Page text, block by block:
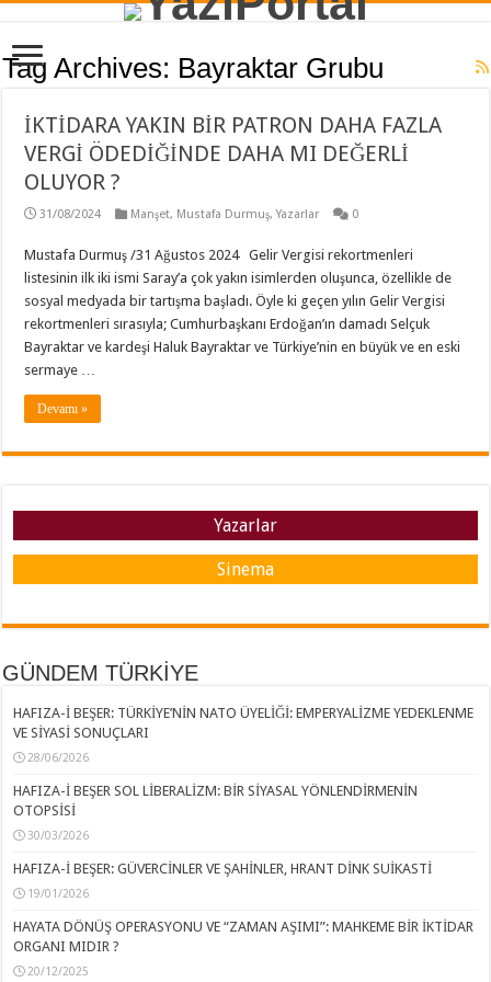
Tag Archives: Bayraktar Grubu
İKTİDARA YAKIN BİR PATRON DAHA FAZLA
VERGİ ÖDEDİĞİNDE DAHA MI DEĞERLİ
OLUYOR ?
31/08/2024 Manşet, Mustafa Durmuş,Yazarlar 0
Mustafa Durmuş /31 Ağustos 2024 Gelir Vergisi rekortmenleri
listesinin ilk iki ismi Saray’a çok yakın isimlerden oluşunca, özellikle de
sosyal medyada bir tartışma başladı. Öyle ki geçen yılın Gelir Vergisi
rekortmenleri sırasıyla; Cumhurbaşkanı Erdoğan’ın damadı Selçuk
Bayraktar ve kardeşi Haluk Bayraktar ve Türkiye’nin en büyük ve en eski
sermaye …
Devamı »
Yazarlar
Sinema
GÜNDEM TÜRKİYE
HAFIZA-İ BEŞER: TÜRKİYE’NİN NATO ÜYELİĞİ: EMPERYALİZME YEDEKLENME
VE SİYASİ SONUÇLARI
28/06/2026
HAFIZA-İ BEŞER SOL LİBERALİZM: BİR SİYASAL YÖNLENDİRMENİN
OTOPSİSİ
30/03/2026
HAFIZA-İ BEŞER: GÜVERCİNLER VE ŞAHİNLER, HRANT DİNK SUİKASTİ
19/01/2026
HAYATA DÖNÜŞ OPERASYONU VE “ZAMAN AŞIMI”: MAHKEME BİR İKTİDAR
ORGANI MIDIR ?
20/12/2025